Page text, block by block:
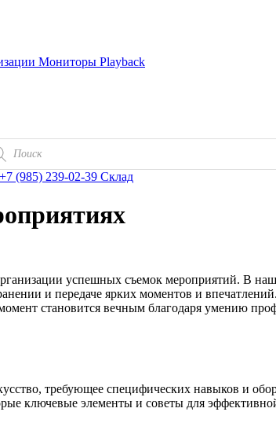
Мониторы Playback
+7 (985) 239-02-39 Склад
успешных съемок мероприятий. В
и передаче ярких моментов и
становится вечным благодаря умению
требующее специфических навыков и
ключевые элементы и советы для